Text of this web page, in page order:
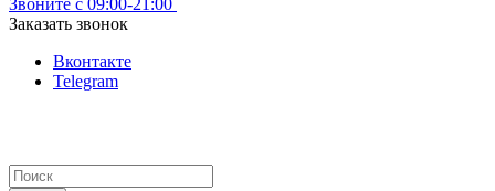
Звоните с 09:00-21:00
Заказать звонок
Вконтакте
Telegram